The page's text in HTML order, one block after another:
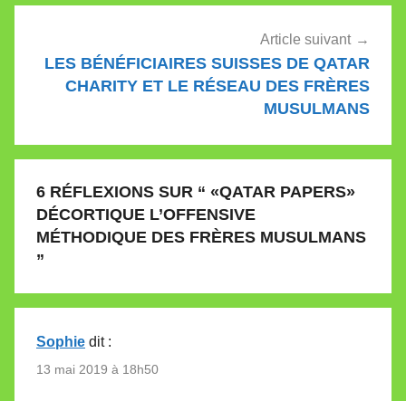
Article suivant
LES BÉNÉFICIAIRES SUISSES DE QATAR
CHARITY ET LE RÉSEAU DES FRÈRES
MUSULMANS
6 RÉFLEXIONS SUR “ «QATAR PAPERS»
DÉCORTIQUE L’OFFENSIVE
MÉTHODIQUE DES FRÈRES MUSULMANS
”
Sophie dit :
13 mai 2019 à 18h50